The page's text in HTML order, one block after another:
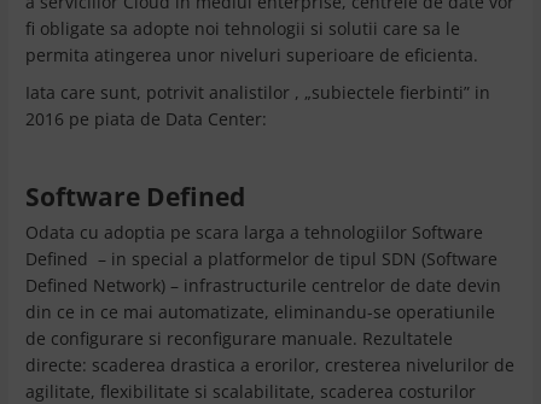
fi obligate sa adopte noi tehnologii si solutii care sa le
permita atingerea unor niveluri superioare de eficienta.
Iata care sunt, potrivit analistilor , „subiectele fierbinti” in
2016 pe piata de Data Center:
Software Defined
Odata cu adoptia pe scara larga a tehnologiilor Software
Defined – in special a platformelor de tipul SDN (Software
Defined Network) – infrastructurile centrelor de date devin
din ce in ce mai automatizate, eliminandu-se operatiunile
de configurare si reconfigurare manuale. Rezultatele
directe: scaderea drastica a erorilor, cresterea nivelurilor de
agilitate, flexibilitate si scalabilitate, scaderea costurilor